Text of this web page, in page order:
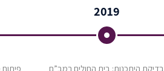
2019
בדיקת היתכנות: בית החולים רמב”ם